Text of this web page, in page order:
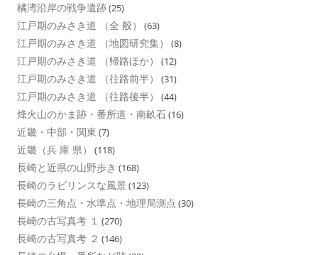
橘湾沿岸の戦争遺跡(25)
江戸期のみさき道 （全 般） (63)
江戸期のみさき道 （地図研究集） (8)
江戸期のみさき道 （帰路ほか） (12)
江戸期のみさき道 （往路前半） (31)
江戸期のみさき道 （往路後半） (44)
烽火山のかま跡・番所道・南畝石(16)
近畿・中部・関東 (7)
近畿（兵 庫 県） (118)
長崎と近県の山野歩き (168)
長崎のラビリンスな風景 (123)
長崎の三角点・水準点・地理局測点 (30)
長崎の古写真考 １ (270)
長崎の古写真考 ２ (146)